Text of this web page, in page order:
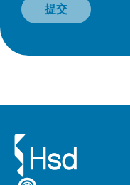
提交